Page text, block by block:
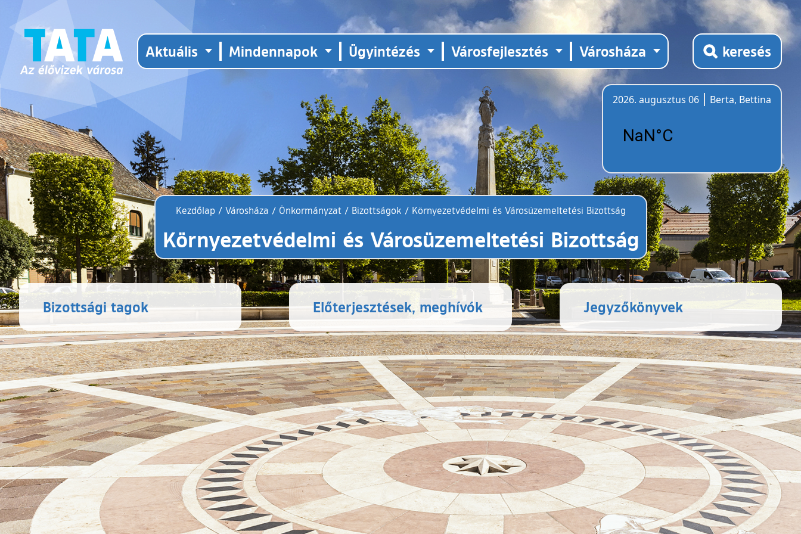
Aktuális Mindennapok Ügyintézés Városfejlesztés Városháza keresés
2026. augusztus 06
Berta, Bettina
Kezdőlap / Városháza / Önkormányzat / Bizottságok / Környezetvédelmi és Városüzemeltetési Bizottság
Környezetvédelmi és Városüzemeltetési Bizottság
Bizottsági tagok Előterjesztések, meghívók Jegyzőkönyvek